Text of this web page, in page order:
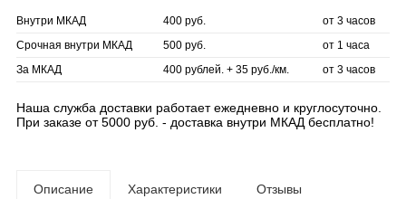
Внутри МКАД 400 руб.
от 3 часов
Срочная внутри МКАД
500 руб.
от 1 часа
За МКАД
400 рублей. + 35 руб./км. от 3 часов
Наша служба доставки работает ежедневно и круглосуточно.
При заказе от 5000 руб. - доставка внутри МКАД бесплатно!
Описание Характеристики Отзывы